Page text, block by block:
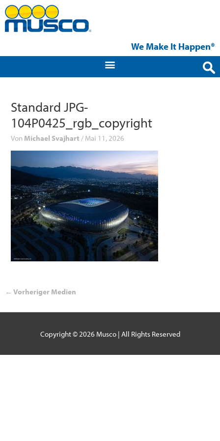
Zum
Inhalt
springen
We Make It Happen®
Standard JPG-
104P0425_rgb_copyright
Von Michael Svajhart/ Mai 11, 2026
← Vorheriger Medien
Copyright © 2026 Musco| All Rights Reserved